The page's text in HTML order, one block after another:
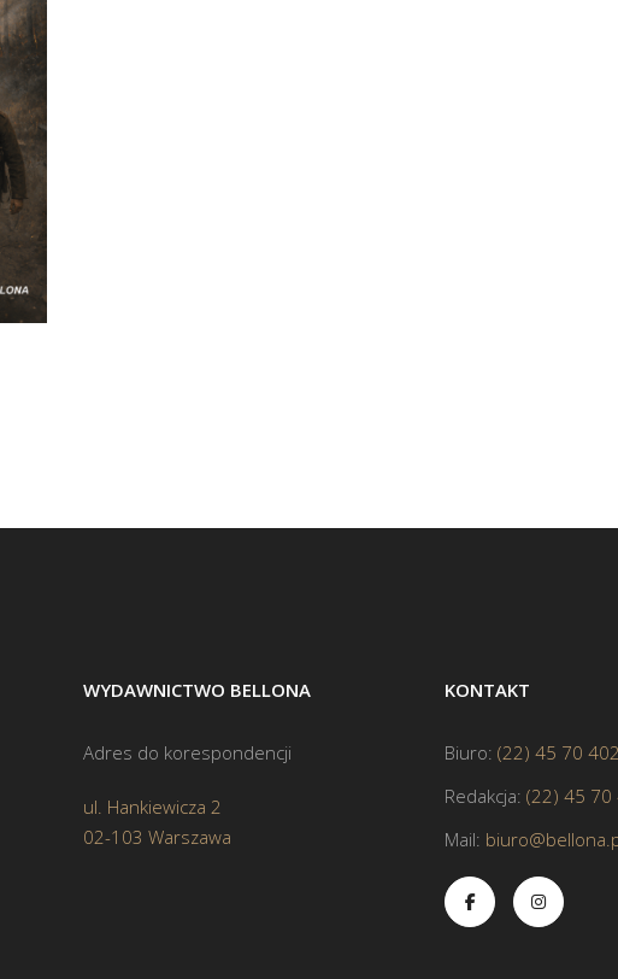
WYDAWNICTWO BELLONA
Adres do korespondencji
ul. Hankiewicza 2
02-103 Warszawa
KONTAKT
Biuro: (22) 45 70 402
Redakcja: (22) 45 70
Mail: